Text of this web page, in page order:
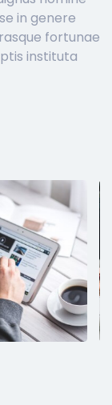
in genere
fortunae
instituta